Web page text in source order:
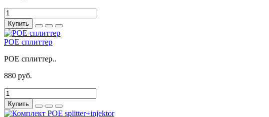
Купить
POE сплиттер
POE сплиттер..
880 руб.
Купить